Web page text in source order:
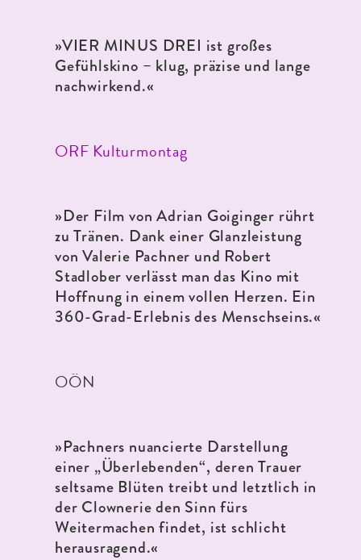
»VIER MINUS DREI ist großes
Gefühlskino – klug, präzise und lange
nachwirkend.«
ORF Kulturmontag
»Der Film von Adrian Goiginger rührt
zu Tränen. Dank einer Glanzleistung
von Valerie Pachner und Robert
Stadlober verlässt man das Kino mit
Hoffnung in einem vollen Herzen. Ein
360-Grad-Erlebnis des Menschseins.«
OÖN
»Pachners nuancierte Darstellung
einer „Überlebenden“, deren Trauer
seltsame Blüten treibt und letztlich in
der Clownerie den Sinn fürs
Weitermachen findet, ist schlicht
herausragend.«